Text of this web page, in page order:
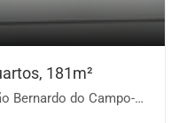
181m²
do Campo-SP